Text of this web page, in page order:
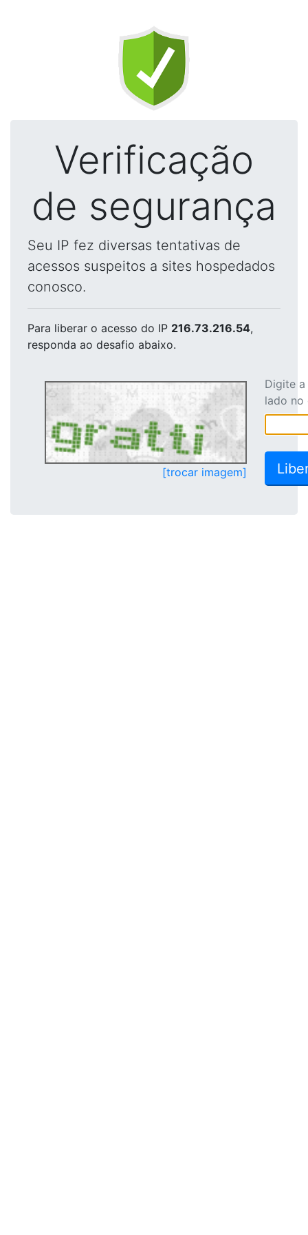
Verificação
de segurança
Seu IP fez diversas tentativas de
acessos suspeitos a sites hospedados
conosco.
Para liberar o acesso do IP 216.73.216.54,
responda ao desafio abaixo.
[trocar imagem]
Digite
lado no